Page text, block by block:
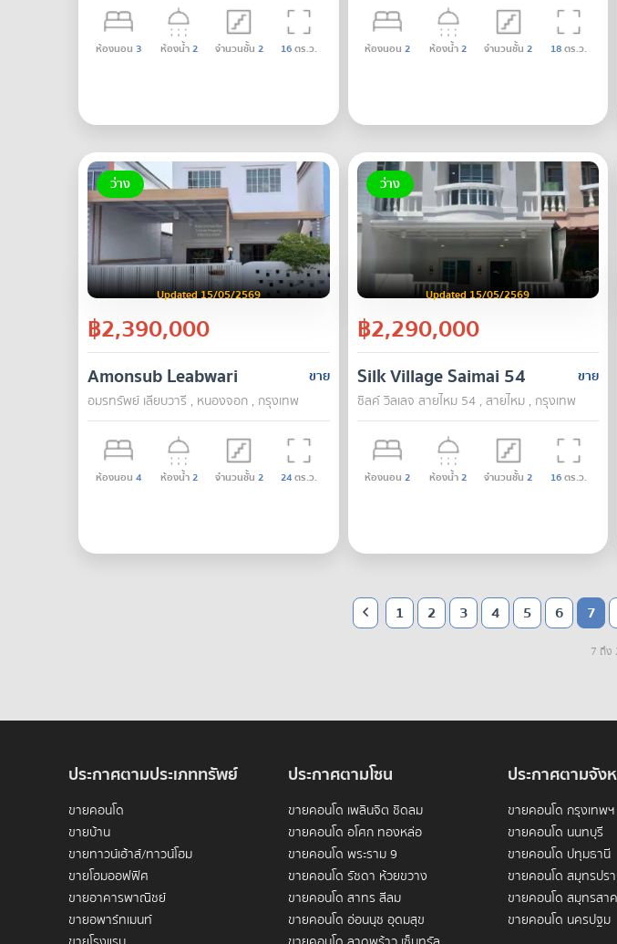
ห้องนอน 3 ห้องน้ำ2 จำนวนชั้น 2 16ตร.ว. ห้องนอน 2 ห้องน้ำ2 จำนวนชั้น 2 18ตร.ว.
ว่าง
Updated 15/05/2569
฿2,390,000
ขาย
Amonsub Leabwari
อมรทรัพย์ เลียบวารี , หนองจอก , กรุงเทพ
ห้องนอน 4 ห้องน้ำ2 จำนวนชั้น 2 24ตร.ว.
ว่าง
Updated 15/05/2569
฿2,290,000
ขาย
Silk Village Saimai 54
ซิลค์ วิลเลจ สายไหม 54 , สายไหม , กรุงเทพ
ห้องนอน 2 ห้องน้ำ2 จำนวนชั้น 2 16ตร.ว.
1 2 3 4 5 6 7
7 ถึง
ประกาศตามประเภททรัพย์
ขายคอนโด
ขายบ้าน
ขายทาวน์เฮ้าส์/ทาวน์โฮม
ขายโฮมออฟฟิศ
ขายอาคารพาณิชย์
ขายอพาร์ทเมนท์
ประกาศตามโซน
ขายคอนโด เพลินจิต ชิดลม
ขายคอนโด อโศก ทองหล่อ
ขายคอนโด พระราม 9
ขายคอนโด รัชดา ห้วยขวาง
ขายคอนโด สาทร สีลม
ขายคอนโด อ่อนนุช อุดมสุข
ประกาศตามจัง
ขายคอนโด กรุงเทพฯ
ขายคอนโด นนทบุรี
ขายคอนโด ปทุมธานี
ขายคอนโด สมุทรปร
ขายคอนโด สมุทรสา
ขายคอนโด นครปฐม